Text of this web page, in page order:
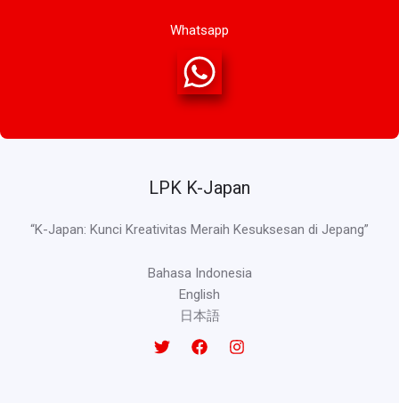
Whatsapp
LPK K-Japan
“K-Japan: Kunci Kreativitas Meraih Kesuksesan di Jepang”
Bahasa Indonesia
English
日本語